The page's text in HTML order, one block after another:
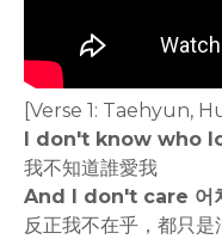
[Verse 1: Taehyun,
I don't know who
我不知道誰愛我
And I don't care 어
反正我不在乎，都只是